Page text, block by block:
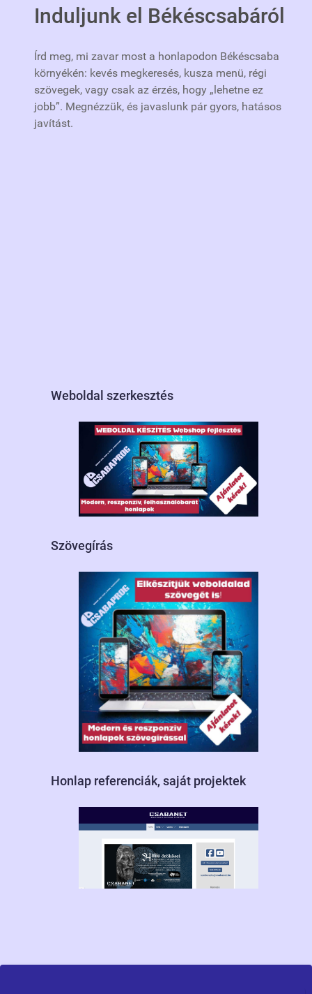
Induljunk el Békéscsabáról
Írd meg, mi zavar most a honlapodon Békéscsaba
környékén: kevés megkeresés, kusza menü, régi
szövegek, vagy csak az érzés, hogy „lehetne ez
jobb”. Megnézzük, és javaslunk pár gyors, hatásos
javítást.
Weboldal szerkesztés
Szövegírás
Honlap referenciák, saját projektek